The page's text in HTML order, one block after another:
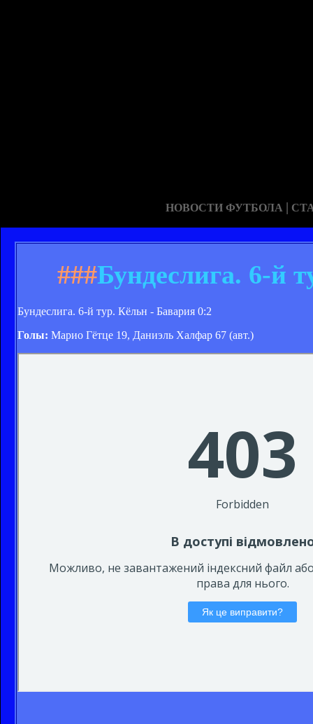
НОВОСТИ ФУТБОЛА |
###Бундеслига. 6-й
Бундеслига. 6-й тур. Кёльн - Бавария 0:2
Голы: Марио Гётце 19, Даниэль Халфар 67 (авт.)